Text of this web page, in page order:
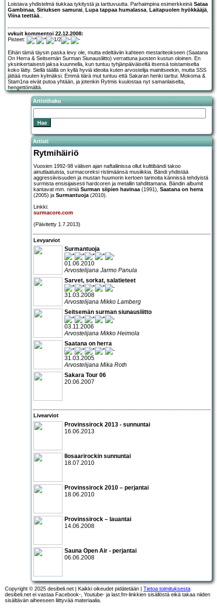
Loistava yhdistelmä tiukkaa tykitystä ja tarttuvuutta. Parhaimpina esimerkkeinä Sataa
Gambinaa Siriuksen samurai Lupa tappaa humalassa Laitapuolen hyökkääjä
Viina teettää
vvkuit kommentoi 22.12.2008:
Pisteet:
Eihän tämä täysin paska levy ole, mutta edeltäviin kahteen mestariteokseen (Saatana
On Herra & Seitsemän Surman Siunausliitto) verrattuna juosten kustun oloinen. En
yksinkertaisesti jaksa kuunnella, kun tuntuu tyhjänpäiväiseltä itsensä toistamiselta
koko lätty. Siellä täällä on kyllä hyviä ideoita kuten arvostelija mainitseekin, mutta SSS
jättää muuten kylmäksi. Emmä tiärä mut tuntuu että Sakaran henki tarttui. Mokoma &
Stam1na eivät putoa yhtään, ja jotenkin Rytmis kuulostaa nyt samanlaiselta,
hengettömältä.
Artistihaku
Artisti
Rytmihäiriö
Vuosien 1992-98 välisen ajan naftaliinissa ollut kulttibändi takoo
ainutlaatuista, surmacoreksi ristimäänsä musiikkia. Bändi yhdistää
aggressiivisuuden ja mustan huumorin kertoen tarinoita kännissä tehdyistä
surmista ensisijaisesti hardcoren ja metallin tahdittamana. Bändin albumit
kantavat mm. nimiä Surman siipien havinaa (1991), Saatana on herra
(2005) ja Surmantuoja (2010).
Linkki:
surmacore.com
(Päivitetty 1.7.2013)
Levyarviot
Surmantuoja
01.06.2010
Arvostelijana Jarmo Panula
Sarvet, sorkat, salatieteet
31.03.2008
Arvostelijana Mikko Lamberg
Seitsemän surman siunausliitto
03.11.2006
Arvostelijana Mikko Heimola
Saatana on herra
31.03.2005
Arvostelijana Mika Roth
Sakara Tour 06
20.06.2007
Livearviot
Provinssirock 2013 - sunnuntai
16.06.2013
Ilosaarirockin sunnuntai
18.07.2010
Provinssirock 2010 – perjantai
18.06.2010
Provinssirock – lauantai
14.06.2008
Sauna Open Air - perjantai
06.06.2008
Copyright © 2025 desibeli.net | Kaikki oikeudet pidätetään | Tietoa toimituksesta
desibeli.net ei vastaa Facebook-, Youtube- ja last.fm-linkkien sisällöstä eikä takaa niiden
sisältävän aiheeseen liittyvää materiaalia.